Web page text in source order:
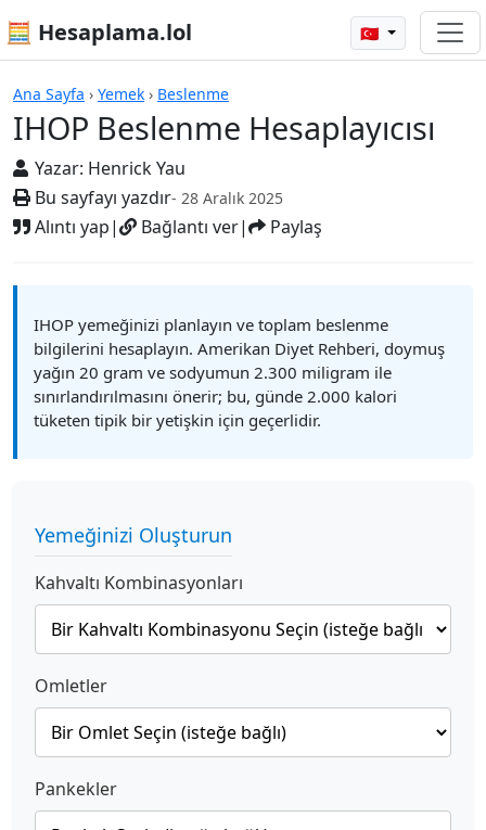
🧮 Hesaplama.lol 🇹🇷
Ana Sayfa › Yemek › Beslenme
IHOP Beslenme Hesaplayıcısı
Yazar: Henrick Yau
Bu sayfayı yazdır- 28 Aralık 2025
Alıntı yap| Bağlantı ver| Paylaş
Hesap Makineleri
IHOP yemeğinizi planlayın ve toplam beslenme
bilgilerini hesaplayın. Amerikan Diyet Rehberi, doymuş
yağın 20 gram ve sodyumun 2.300 miligram ile
sınırlandırılmasını önerir; bu, günde 2.000 kalori
tüketen tipik bir yetişkin için geçerlidir.
Yemeğinizi Oluşturun
Kahvaltı Kombinasyonları
Omletler
Pankekler